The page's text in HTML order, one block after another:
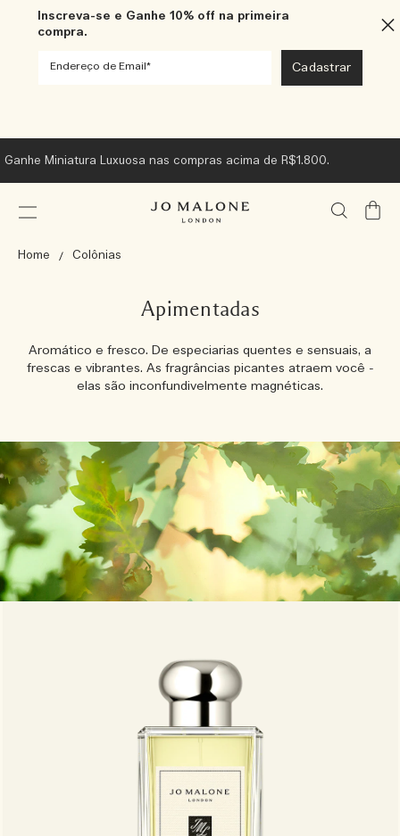
Inscreva-se e Ganhe 10% off na primeira
compra.
Ganhe Miniatura Luxuosa nas compras acima de R$1.800.
Meu
Home
Colônias
Apimentadas
Aromático e fresco. De especiarias quentes e sensuais, a
frescas e vibrantes. As fragrâncias picantes atraem você -
elas são inconfundivelmente magnéticas.